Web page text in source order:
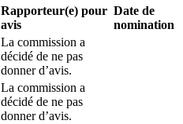
Rapporteur(e) pour
avis
Date de
nomination
La commission a
décidé de ne pas
donner d’avis.
La commission a
décidé de ne pas
donner d’avis.